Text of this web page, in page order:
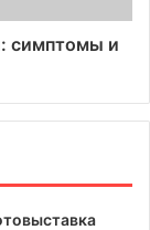
симптомы и